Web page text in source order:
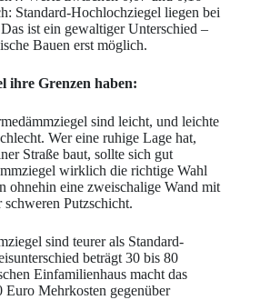
Standard-Hochlochziegel liegen bei
ist ein gewaltiger Unterschied –
Bauen erst möglich.
ihre Grenzen haben:
sind leicht, und leichte
Wer eine ruhige Lage hat,
Straße baut, sollte sich gut
wirklich die richtige Wahl
ohnehin eine zweischalige Wand mit
schweren Putzschicht.
sind teurer als Standard-
beträgt 30 bis 80
Einfamilienhaus macht das
Euro Mehrkosten gegenüber